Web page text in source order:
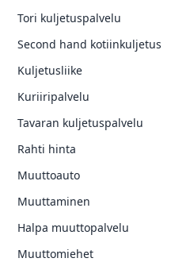
Tori kuljetuspalvelu
Second hand kotiinkuljetus
Kuljetusliike
Kuriiripalvelu
Tavaran kuljetuspalvelu
Rahti hinta
Muuttoauto
Muuttaminen
Halpa muuttopalvelu
Muuttomiehet